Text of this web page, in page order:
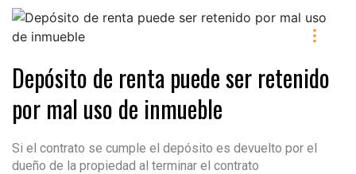
Depósito de renta puede ser retenido
por mal uso de inmueble
Si el contrato se cumple el depósito es devuelto por el
dueño de la propiedad al terminar el contrato